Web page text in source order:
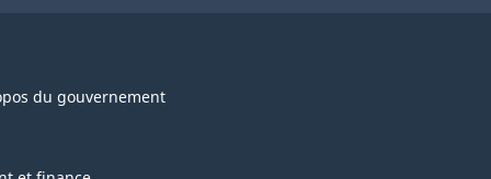
du gouvernement